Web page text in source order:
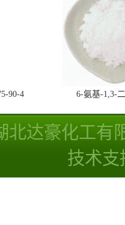
90-4 6-氨基-1,3-
北达豪化工有
技术